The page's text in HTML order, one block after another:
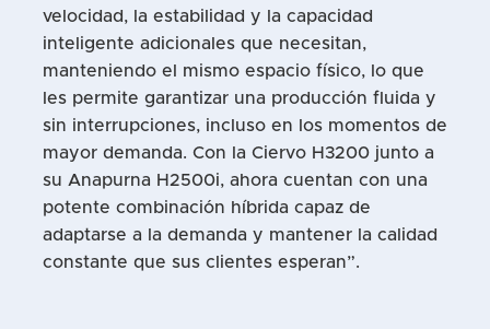
velocidad, la estabilidad y la capacidad
inteligente adicionales que necesitan,
manteniendo el mismo espacio físico, lo que
les permite garantizar una producción fluida y
sin interrupciones, incluso en los momentos de
mayor demanda. Con la Ciervo H3200 junto a
su Anapurna H2500i, ahora cuentan con una
potente combinación híbrida capaz de
adaptarse a la demanda y mantener la calidad
constante que sus clientes esperan”.